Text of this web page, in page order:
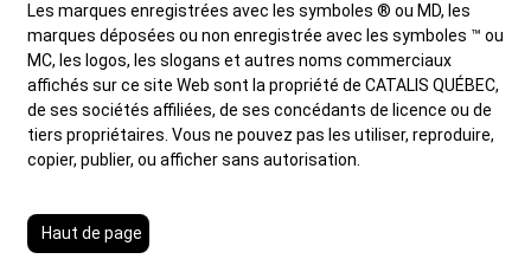
Les marques enregistrées avec les symboles ® ou MD, les
marques déposées ou non enregistrée avec les symboles ™ ou
MC, les logos, les slogans et autres noms commerciaux
affichés sur ce site Web sont la propriété de CATALIS QUÉBEC,
de ses sociétés affiliées, de ses concédants de licence ou de
tiers propriétaires. Vous ne pouvez pas les utiliser, reproduire,
copier, publier, ou afficher sans autorisation.
Haut de page